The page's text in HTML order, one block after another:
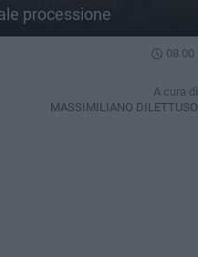
processione
08.00
A cura di
MASSIMILIANO DILETTUSO